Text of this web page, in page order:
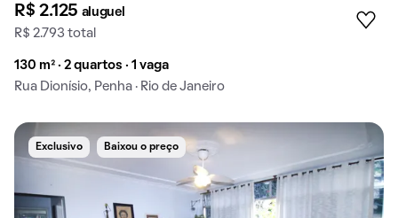
R$ 2.125 aluguel
R$ 2.793 total
130 m² · 2 quartos · 1 vaga
Rua Dionísio, Penha · Rio de Janeiro
Exclusivo Baixou o preço